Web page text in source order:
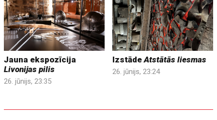
Jauna ekspozīcija
Livonijas pilis
26. jūnijs, 23:35
IzstādeAtstātās liesmas
26. jūnijs, 23:24